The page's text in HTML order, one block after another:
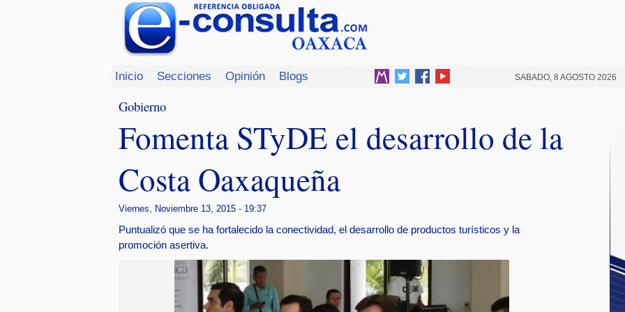
Inicio Secciones Opinión Blogs SABADO, 8 AGOSTO 2026
Gobierno
Fomenta STyDE el desarrollo de la
Costa Oaxaqueña
Viernes, Noviembre 13, 2015 - 19:37
Puntualizó que se ha fortalecido la conectividad, el desarrollo de productos turísticos y la
promoción asertiva.